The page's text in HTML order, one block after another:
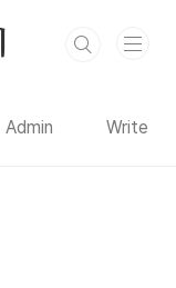
Admin Write